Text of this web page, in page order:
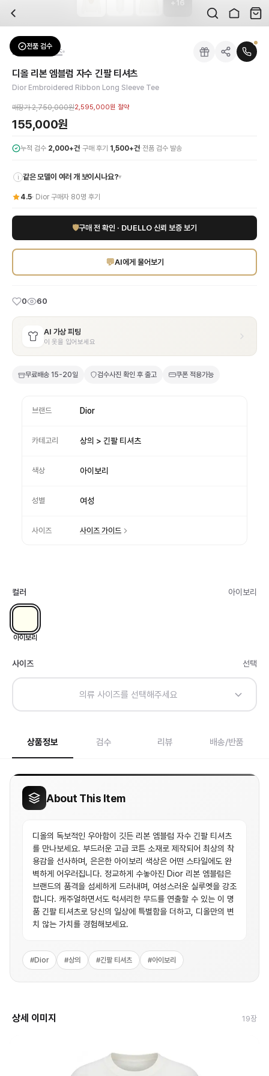
배송은 얼마나 걸리나요?
검수는 어떻게 진행되나요? 검수 사진을 받을 수 있나요?
전문 스태프가 실물 상품을 직접 확인한 후 검수 사진을 제공합니다. 가죽 재질,
교환이나 반품이 가능한가요?
수령 후 7일 이내 신청하시면 상품 하자, 사이즈 불일치, 고객 변심 모두 교환·반
쿠폰과 적립금을 함께 사용할 수 있나요?
네, 쿠폰과 적립금을 결제 시 함께 사용하실 수 있습니다. 적립금은 1,000원 이상
사이즈는 어떻게 선택하나요?
상품 상세의 사이즈 정보를 참고해 선택하시고, 사이즈 선택이 어려우시면 카카오
브랜드:
성별:여성
색상:아이보리
가격:155,000원
디올의 독보적인 우아함이 깃든 리본 엠블럼 자수 긴팔 티셔츠를 만나보세요. 부
디올 리본 엠블럼 자수 긴팔 티셔츠
+ 16
전품 검수
Dior 긴팔 티셔츠
디올 리본 엠블럼 자수 긴팔 티셔츠
Dior Embroidered Ribbon Long Sleeve Tee
매장가2,750,000원2,595,000원 절약
155,000원
누적 검수 2,000+건·구매 후기 1,500+건· 전품 검수 발송
i 같은 모델이 여러 개 보이시나요?▾
4.5· Dior 구매자 80명 후기
🛡구매 전 확인 · DUELLO 신뢰 보증 보기
💬AI에게 물어보기
0 60
AI 가상 피팅
이 옷을 입어보세요
무료배송 15-20일 검수사진 확인 후 출고 쿠폰 적용가능
브랜드 Dior
카테고리 상의 > 긴팔 티셔츠
색상 아이보리
성별 여성
사이즈 사이즈 가이드
컬러 아이보리
아이보리
사이즈 선택
의류 사이즈를 선택해주세요
상품정보 검수 리뷰 배송/반품
About This Item
디올의 독보적인 우아함이 깃든 리본 엠블럼 자수 긴팔 티셔츠
를 만나보세요. 부드러운 고급 코튼 소재로 제작되어 최상의 착
용감을 선사하며, 은은한 아이보리 색상은 어떤 스타일에도 완
벽하게 어우러집니다. 정교하게 수놓아진 Dior 리본 엠블럼은
브랜드의 품격을 섬세하게 드러내며, 여성스러운 실루엣을 강조
합니다. 캐주얼하면서도 럭셔리한 무드를 연출할 수 있는 이 명
품 긴팔 티셔츠로 당신의 일상에 특별함을 더하고, 디올만의 변
치 않는 가치를 경험해보세요.
#Dior #상의 #긴팔 티셔츠 #아이보리
상세 이미지 19장